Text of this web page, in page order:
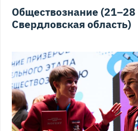
Обществознание (21–28
Свердловская область)